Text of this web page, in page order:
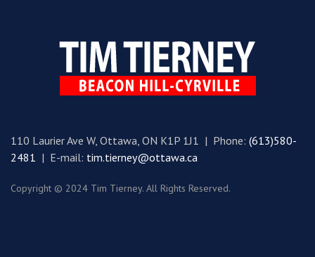
110 Laurier Ave W, Ottawa, ON K1P 1J1 | Phone: (613)580-
2481 | E-mail: tim.tierney@ottawa.ca
Copyright © 2024 Tim Tierney. All Rights Reserved.